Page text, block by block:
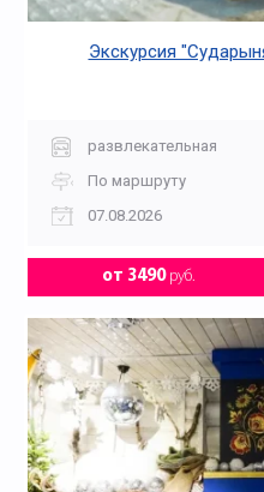
Экскурсия
развлекательная
По маршруту
07.08.2026
от 3490руб.